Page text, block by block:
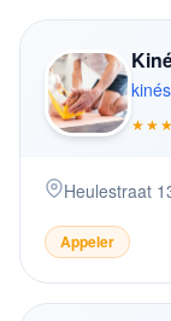
Heulestraat
Appeler